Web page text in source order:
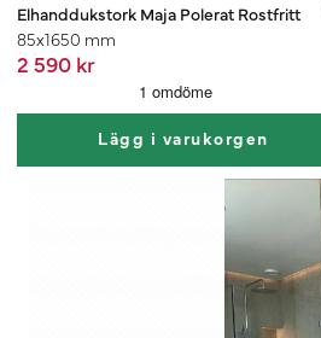
Elhanddukstork Maja Polerat Rostfritt
85x1650 mm
2 590 kr
Lägg i varukorgen